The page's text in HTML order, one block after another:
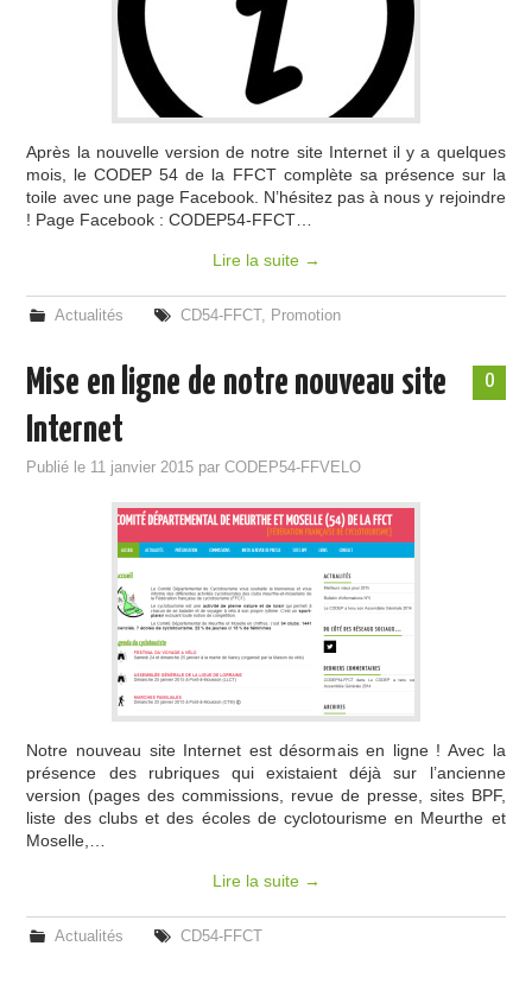
Après la nouvelle version de notre site Internet il y a quelques
mois, le CODEP 54 de la FFCT complète sa présence sur la
toile avec une page Facebook. N’hésitez pas à nous y rejoindre
! Page Facebook : CODEP54-FFCT…
Lire la suite →
Actualités CD54-FFCT , Promotion
0
Mise en ligne de notre nouveau site
Internet
Publié le 11 janvier 2015 parCODEP54-FFVELO
Notre nouveau site Internet est désormais en ligne ! Avec la
présence des rubriques qui existaient déjà sur l’ancienne
version (pages des commissions, revue de presse, sites BPF,
liste des clubs et des écoles de cyclotourisme en Meurthe et
Moselle,…
Lire la suite →
Actualités CD54-FFCT